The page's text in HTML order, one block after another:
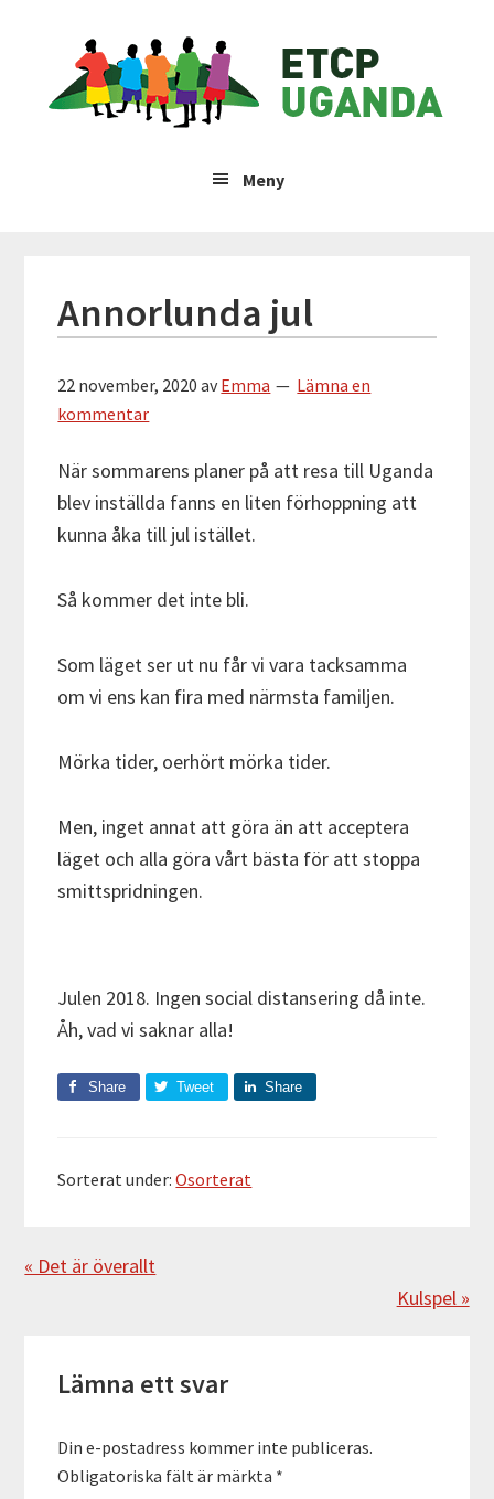
huvudnavigering
huvudinnehåll
primära
ETCP
Uganda
Meny
Annorlunda jul
22 november, 2020 avEmma
Lämna en
kommentar
När sommarens planer på att resa till Uganda
blev inställda fanns en liten förhoppning att
kunna åka till jul istället.
Så kommer det inte bli.
Som läget ser ut nu får vi vara tacksamma
om vi ens kan fira med närmsta familjen.
Mörka tider, oerhört mörka tider.
Men, inget annat att göra än att acceptera
läget och alla göra vårt bästa för att stoppa
smittspridningen.
Julen 2018. Ingen social distansering då inte.
Åh, vad vi saknar alla!
Share Tweet Share
Sorterat under:Osorterat
Föregående
« Det är överallt
Nästa
Kulspel »
Lämna ett svar
Din e-postadress kommer inte publiceras.
Obligatoriska fält är märkta *